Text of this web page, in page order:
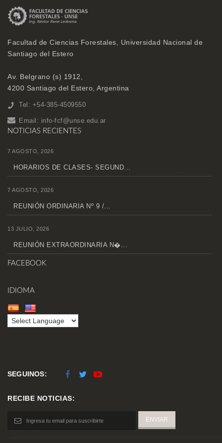
Facultad de Ciencias Forestales, Universidad Nacional de
Santiago del Estero
Av. Belgrano (s) 1912,
4200 Santiago del Estero, Argentina
Tel: +54-385-4509550
Email: info-fcf@unse.edu.ar
NOTICIAS RECIENTES
7 AGOSTO, 2026
HORARIOS DE CLASES- SEGUND...
7 AGOSTO, 2026
REUNIÓN ORDINARIA Nº 9 /...
13 JULIO, 2026
REUNIÓN EXTRAORDINARIA N�...
FACEBOOK
IDIOMA
SEGUINOS:
RECIBE NOTICIAS: